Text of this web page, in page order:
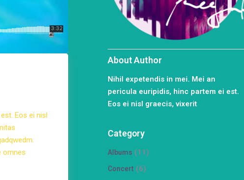
Eos ei nisl
omnes
About Author
Nihil expetendis in mei. Mei an
pericula euripidis, hinc partem ei est.
Eos ei nisl graecis, vixerit
Category
Albums (11)
Concert (6)